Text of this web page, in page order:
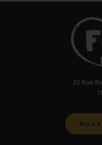
32 Rue